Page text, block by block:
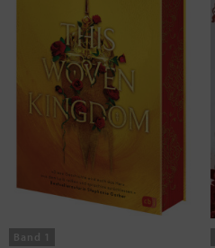
Mafi, Tahereh
This Woven Kingdom
Band 1